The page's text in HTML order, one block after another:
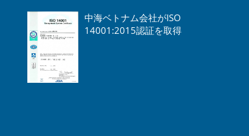
中海ベトナム会社がISO
14001:2015認証を取得